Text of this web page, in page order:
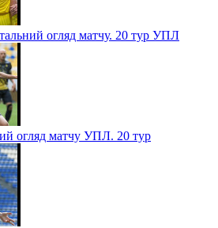
огляд матчу. 20 тур УПЛ
огляд матчу УПЛ. 20 тур